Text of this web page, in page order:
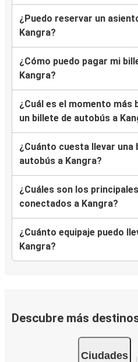
¿Puedo reservar un
Kangra?
¿Cómo puedo pagar mi
Kangra?
¿Cuál es el momento más
un billete de autobús a
¿Cuánto cuesta llevar una
autobús a Kangra?
¿Cuáles son los
conectados a Kangra?
¿Cuánto equipaje puedo
Kangra?
Descubre más
Ciudades